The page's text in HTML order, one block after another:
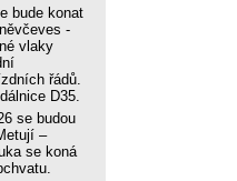
bude konat
-
vlaky
řádů.
D35.
se budou
–
se koná